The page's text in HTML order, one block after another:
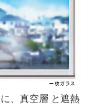
、真空層 と遮熱